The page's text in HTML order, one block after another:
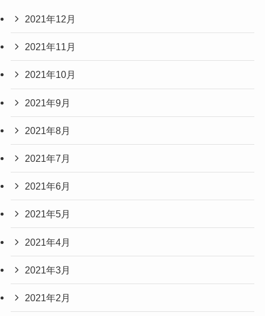
2021年12月
2021年11月
2021年10月
2021年9月
2021年8月
2021年7月
2021年6月
2021年5月
2021年4月
2021年3月
2021年2月